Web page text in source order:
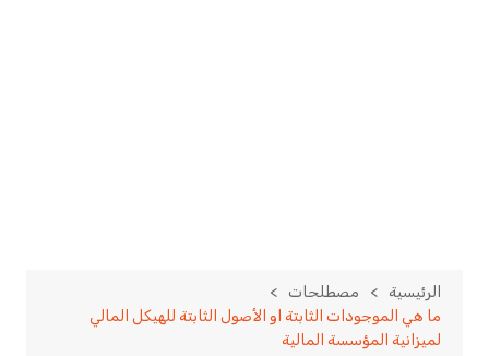
الرئيسية
مصطلحات
ما هي الموجودات الثابتة او الأصول الثابتة للهيكل المالي
لميزانية المؤسسة المالية